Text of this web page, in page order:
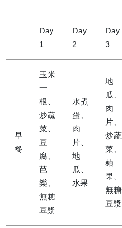
Day
1
Day
2
Day
3
早
餐
玉米
一
根、
炒蔬
菜、
豆
腐、
芭
樂、
無糖
豆漿
水煮
蛋、
肉
片、
地
瓜、
水果
地
瓜、
肉
片、
炒蔬
菜、
蘋
果、
無糖
豆漿